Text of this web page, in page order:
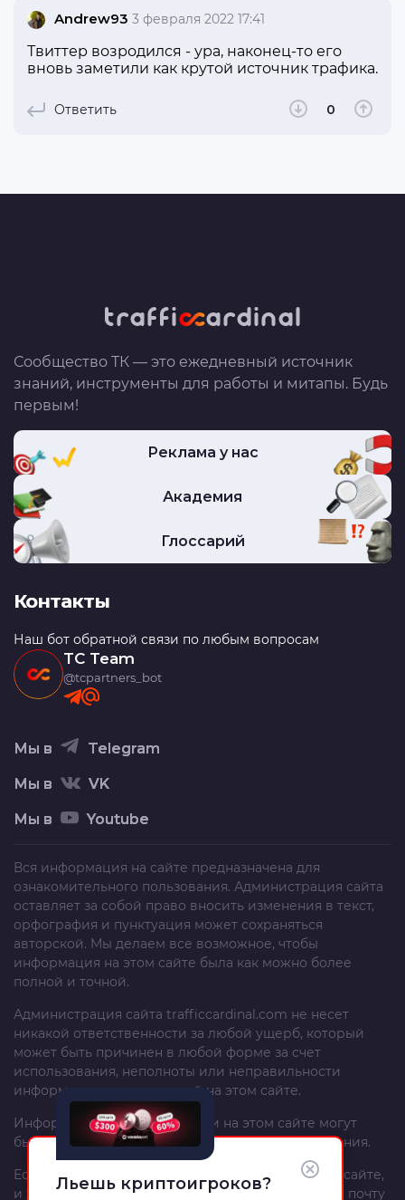
Andrew93 3 февраля 2022 17:41
Твиттер возродился - ура, наконец-то его
вновь заметили как крутой источник трафика.
Ответить 0
Сообщество ТК — это ежедневный источник
знаний, инструменты для работы и митапы. Будь
первым!
Реклама у нас
Академия
Глоссарий
Контакты
Наш бот обратной связи по любым вопросам
TC Team
@tcpartners_bot
Мы в Telegram
Мы в VK
Мы в Youtube
Вся информация на сайте предназначена для
ознакомительного пользования. Администрация сайта
оставляет за собой право вносить изменения в текст,
орфография и пунктуация может сохраняться
авторской. Мы делаем все возможное, чтобы
информация на этом сайте была как можно более
полной и точной.
Администрация сайта trafficcardinal.com не несет
никакой ответственности за любой ущерб, который
может быть причинен в любой форме за счет
использования, неполноты или неправильности
информации, размещенной на этом сайте.
Информация и рекомендации на этом сайте могут
быть изменены без предварительного уведомления.
Если вы – автор материала, опубликованного на сайте,
и хотите изменить или удалить его, напишите на почту
Льешь криптоигроков?